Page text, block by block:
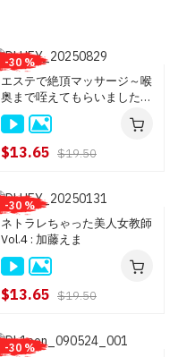
-30 %
エステで絶頂マッサージ～喉
奥まで咥えてもらいました！
～ : 加藤えま
$13.65 $19.50
-30 %
ネトラレちゃった美人女教師
Vol.4 : 加藤えま
$13.65 $19.50
-30 %